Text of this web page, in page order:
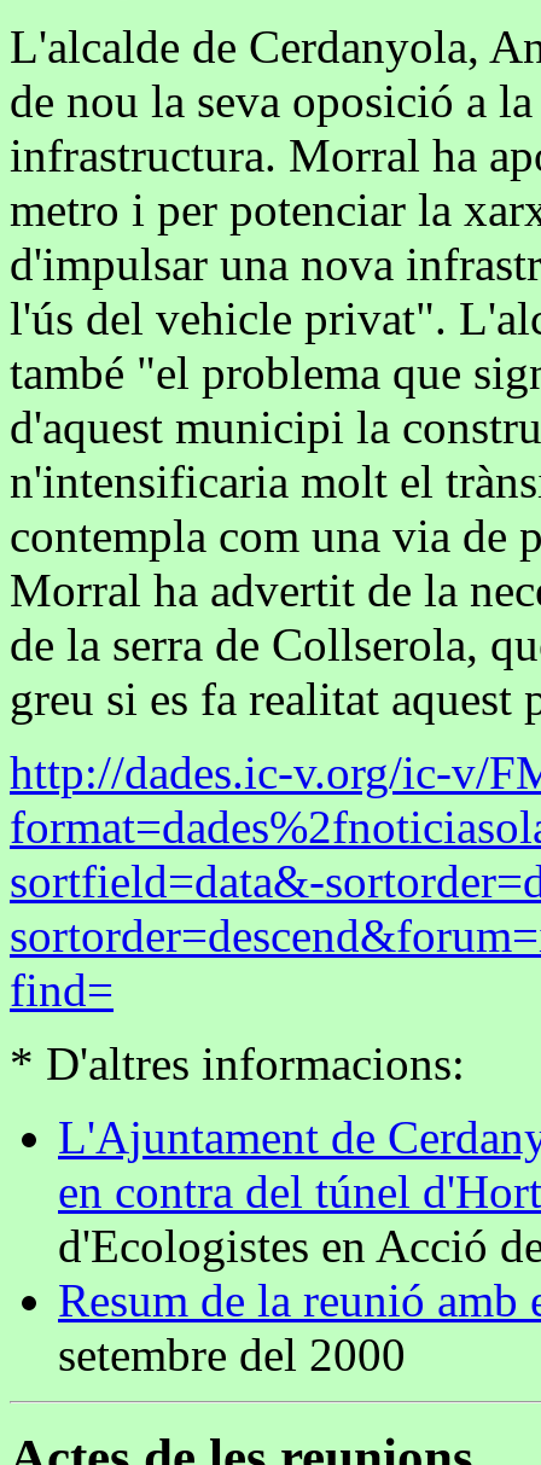
L'alcalde de Cerdanyola,
de nou la seva oposició a
infrastructura. Morral ha
metro i per potenciar la
d'impulsar una nova
l'ús del vehicle privat".
també "el problema que
d'aquest municipi la
n'intensificaria molt el
contempla com una via de
Morral ha advertit de la
de la serra de Collserola,
greu si es fa realitat aquest
http://dades.ic-v.org/ic-v/
sortfield=data&-
find=
* D'altres informacions:
L'Ajuntament de
en contra del túnel
d'Ecologistes en Acció
Resum de la reunió amb
setembre del 2000